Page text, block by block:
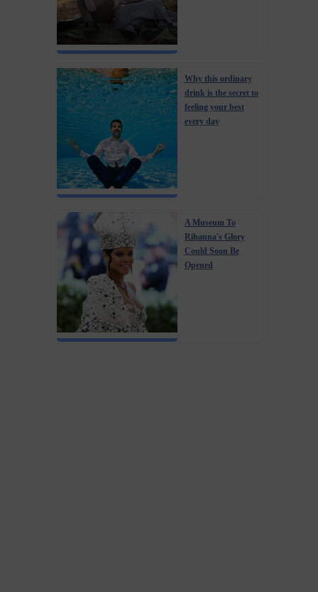
Why this ordinary
drink is the secret to
feeling your best
every day
A Museum To
Rihanna's Glory
Could Soon Be
Opened